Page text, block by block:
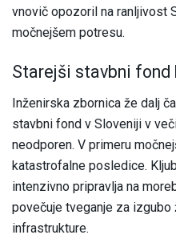
vnovič opozoril na ranljivost
močnejšem potresu.
Starejši stavbni fond
Inženirska zbornica že dalj
stavbni fond v Sloveniji v
neodporen. V primeru
katastrofalne posledice.
intenzivno pripravlja na
povečuje tveganje za izgubo
infrastrukture.